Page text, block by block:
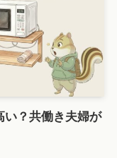
い？共働き夫婦が